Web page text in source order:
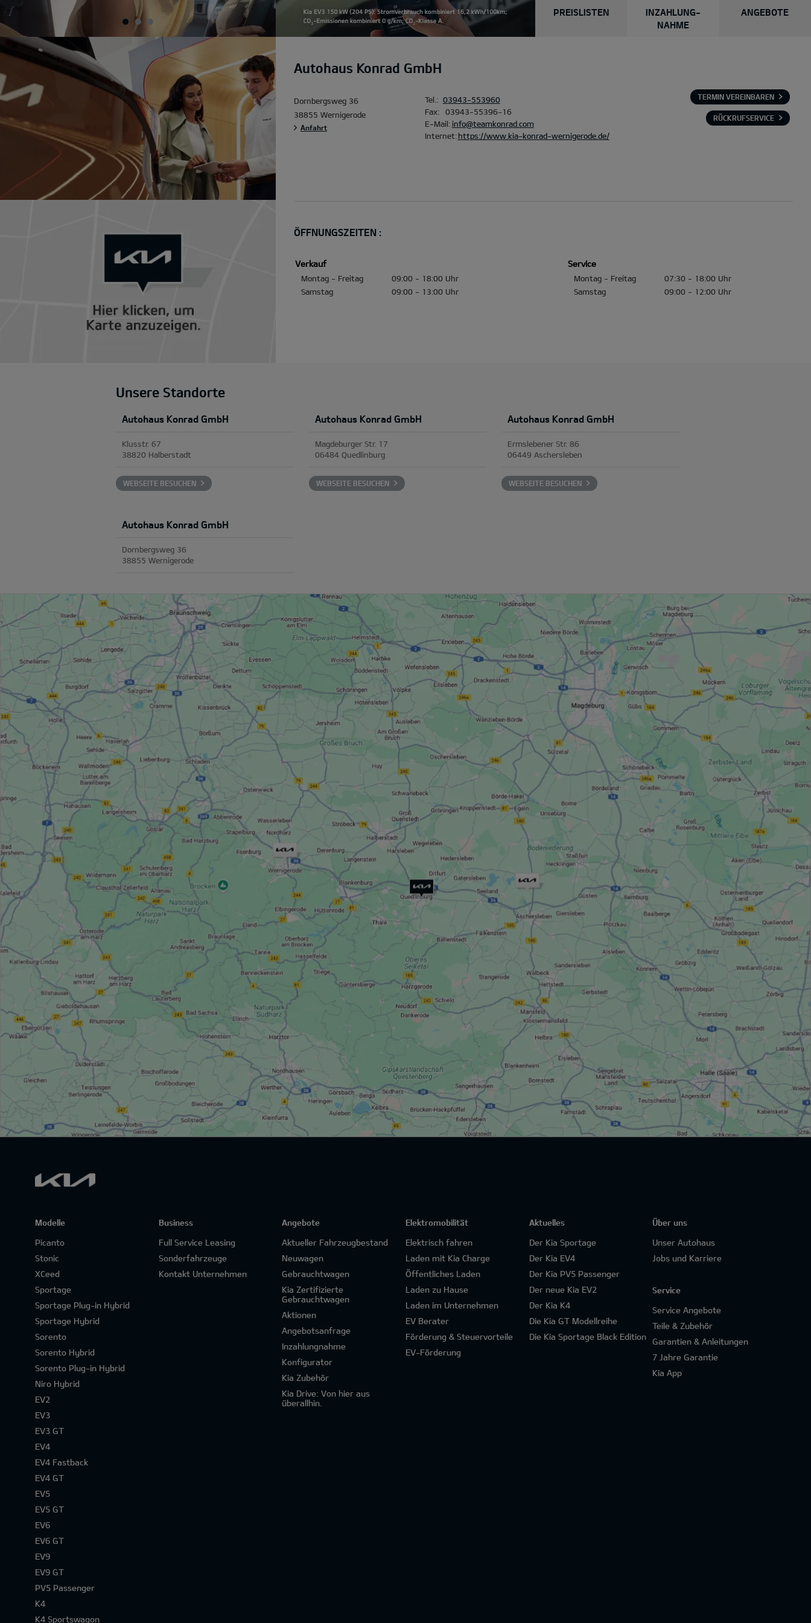
PREISLISTEN
INZAHLUNG-
NAHME
ANGEBOTE
Autohaus Konrad GmbH
Dornbergsweg 36
38855 Wernigerode
Anfahrt
Tel.: 03943-553960
Fax:
03943-55396-16
E-Mail: info@teamkonrad.com
Internet: https://www.kia-konrad-wernigerode.de/
TERMIN VEREINBAREN
RÜCKRUFSERVICE
ÖFFNUNGSZEITEN :
Verkauf
Montag - Freitag
09:00 - 18:00 Uhr
Samstag
09:00 - 13:00 Uhr
Service
Montag - Freitag
07:30 - 18:00 Uhr
Samstag
09:00 - 12:00 Uhr
Unsere Standorte
Autohaus Konrad GmbH
Klusstr. 67
38820 Halberstadt
WEBSEITE BESUCHEN
Autohaus Konrad GmbH
Magdeburger Str. 17
06484 Quedlinburg
WEBSEITE BESUCHEN
Autohaus Konrad GmbH
Ermslebener Str. 86
06449 Aschersleben
WEBSEITE BESUCHEN
Autohaus Konrad GmbH
Dornbergsweg 36
38855 Wernigerode
Modelle
Picanto
Stonic
XCeed
Sportage
Sportage Plug-in Hybrid
Sportage Hybrid
Sorento
Sorento Hybrid
Sorento Plug-in Hybrid
Niro Hybrid
EV2
EV3
EV3 GT
EV4
EV4 Fastback
EV4 GT
EV5
EV5 GT
EV6
EV6 GT
EV9
EV9 GT
PV5 Passenger
K4
K4 Sportswagon
Business
Full Service Leasing
Sonderfahrzeuge
Kontakt Unternehmen
Angebote
Aktueller Fahrzeugbestand
Neuwagen
Gebrauchtwagen
Kia Zertifizierte
Gebrauchtwagen
Aktionen
Angebotsanfrage
Inzahlungnahme
Konfigurator
Kia Zubehör
Kia Drive: Von hier aus
überallhin.
Elektromobilität
Elektrisch fahren
Laden mit Kia Charge
Öffentliches Laden
Laden zu Hause
Laden im Unternehmen
EV Berater
Förderung & Steuervorteile
EV-Förderung
Aktuelles
Der Kia Sportage
Der Kia EV4
Der Kia PV5 Passenger
Der neue Kia EV2
Der Kia K4
Die Kia GT Modellreihe
Die Kia Sportage Black Edition
Über uns
Unser Autohaus
Jobs und Karriere
Service
Service Angebote
Teile & Zubehör
Garantien & Anleitungen
7 Jahre Garantie
Kia App